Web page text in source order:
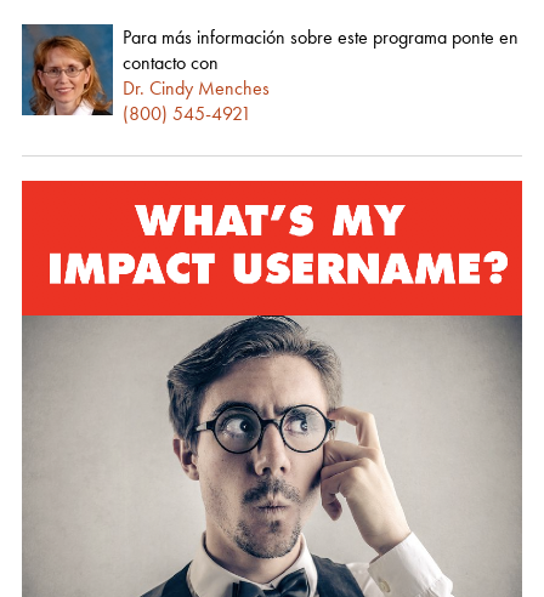
Para más información sobre este programa ponte en
contacto con
Dr. Cindy Menches
(800) 545-4921